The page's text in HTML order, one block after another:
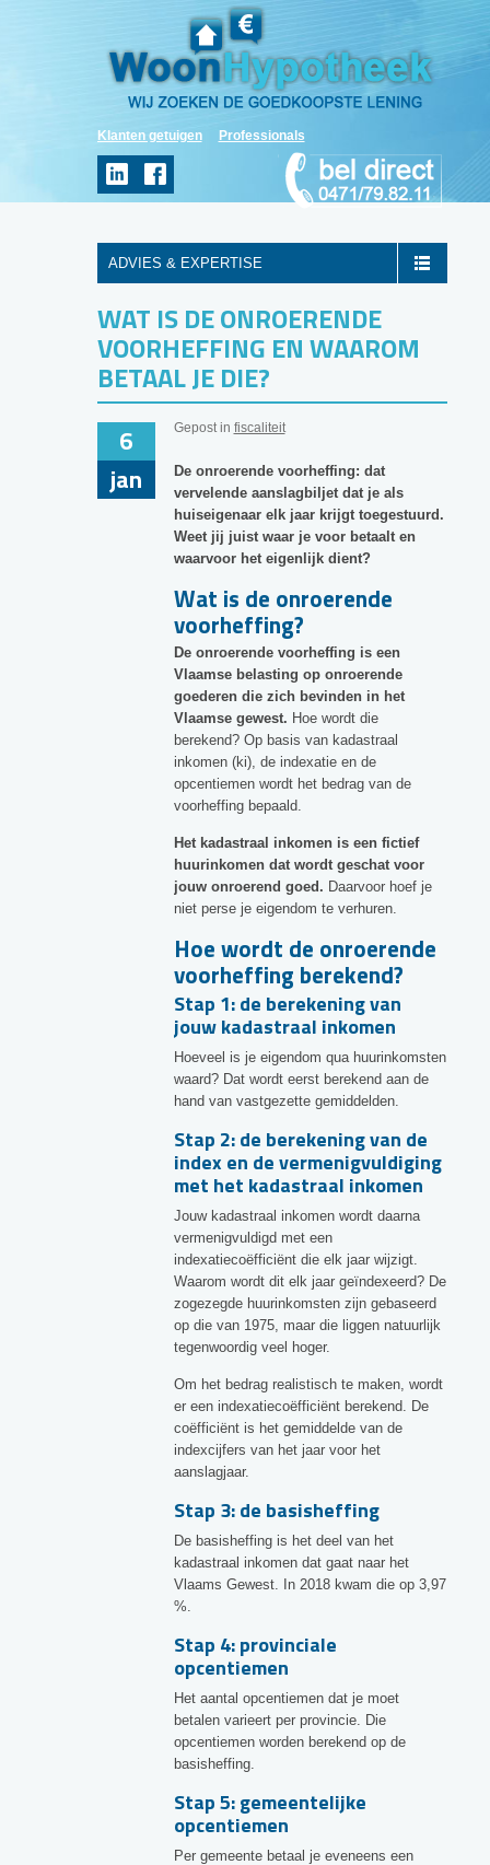
Klanten getuigen Professionals
ADVIES & EXPERTISE
WAT IS DE ONROERENDE
VOORHEFFING EN WAAROM
BETAAL JE DIE?
6
jan
Gepost in fiscaliteit
De onroerende voorheffing: dat
vervelende aanslagbiljet dat je als
huiseigenaar elk jaar krijgt toegestuurd.
Weet jij juist waar je voor betaalt en
waarvoor het eigenlijk dient?
Wat is de onroerende
voorheffing?
De onroerende voorheffing is een
Vlaamse belasting op onroerende
goederen die zich bevinden in het
Vlaamse gewest. Hoe wordt die
berekend? Op basis van kadastraal
inkomen (ki), de indexatie en de
opcentiemen wordt het bedrag van de
voorheffing bepaald.
Het kadastraal inkomen is een fictief
huurinkomen dat wordt geschat voor
jouw onroerend goed. Daarvoor hoef je
niet perse je eigendom te verhuren.
Hoe wordt de onroerende
voorheffing berekend?
Stap 1: de berekening van
jouw kadastraal inkomen
Hoeveel is je eigendom qua huurinkomsten
waard? Dat wordt eerst berekend aan de
hand van vastgezette gemiddelden.
Stap 2: de berekening van de
index en de vermenigvuldiging
met het kadastraal inkomen
Jouw kadastraal inkomen wordt daarna
vermenigvuldigd met een
indexatiecoëfficiënt die elk jaar wijzigt.
Waarom wordt dit elk jaar geïndexeerd? De
zogezegde huurinkomsten zijn gebaseerd
op die van 1975, maar die liggen natuurlijk
tegenwoordig veel hoger.
Om het bedrag realistisch te maken, wordt
er een indexatiecoëfficiënt berekend. De
coëfficiënt is het gemiddelde van de
indexcijfers van het jaar voor het
aanslagjaar.
Stap 3: de basisheffing
De basisheffing is het deel van het
kadastraal inkomen dat gaat naar het
Vlaams Gewest. In 2018 kwam die op 3,97
%.
Stap 4: provinciale
opcentiemen
Het aantal opcentiemen dat je moet
betalen varieert per provincie. Die
opcentiemen worden berekend op de
basisheffing.
Stap 5: gemeentelijke
opcentiemen
Per gemeente betaal je eveneens een